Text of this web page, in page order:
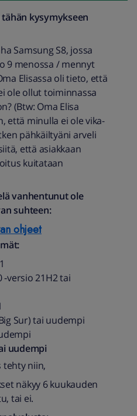
kysymykseen
Samsung S8, jossa
9 menossa / mennyt
Elisassa oli tieto, että
ole ollut toiminnassa
(Btw: Oma Elisa
että minulla ei ole vika-
pähkäiltyäni arveli
että asiakkaan
kuitataan
vanhentunut ole
suhteen:
ohjeet
21H2 tai
Sur) tai uudempi
uudempi
tehty niin,
näkyy 6 kuukauden
tai ei.